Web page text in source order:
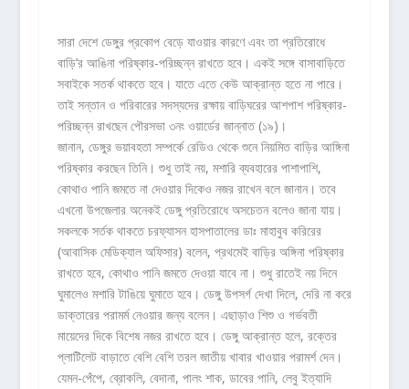
সারা দেশে ডেঙ্গুর প্রকোপ বেড়ে যাওয়ার কারণে এবং তা প্রতিরোধে
বাড়ি’র আঙিনা পরিষ্কার-পরিচ্ছন্ন রাখতে হবে। একই সঙ্গে বাসাবাড়িতে
সবাইকে সতর্ক থাকতে হবে। যাতে এতে কেউ আক্রান্ত হতে না পারে।
তাই সন্তান ও পরিবারের সদস্যদের রক্ষায় বাড়িঘরের আশপাশ পরিষ্কার-
পরিচ্ছন্ন রাখছেন পৌরসভা ৩নং ওয়ার্ডের জান্নাত (১৯)।
জানান, ডেঙ্গুর ভয়াবহতা সম্পর্কে রেডিও থেকে শুনে নিয়মিত বাড়ির আঙ্গিনা
পরিষ্কার করছেন তিনি। শুধু তাই নয়, মশারি ব্যবহারের পাশাপাশি,
কোথাও পানি জমতে না দেওয়ার দিকেও নজর রাখেন বলে জানান। তবে
এখনো উপজেলার অনেকই ডেঙ্গু প্রতিরোধে অসচেতন বলেও জানা যায়।
সকলকে সর্তক থাকতে চরফ্যাসন হাসপাতালের ডাঃ মাহাবুব করিরের
(আবাসিক মেডিক্যাল অফিসার) বলেন, প্রথমেই বাড়ির অঙ্গিনা পরিষ্কার
রাখতে হবে, কোথাও পানি জমতে দেওয়া যাবে না। শুধু রাতেই নয় দিনে
ঘুমালেও মশারি টাঙিয়ে ঘুমাতে হবে। ডেঙ্গু উপসর্গ দেখা দিলে, দেরি না করে
ডাক্তারের পরামর্ম নেওয়ার জন্য বলেন। এছাড়াও শিশু ও গর্ভবতী
মায়েদের দিকে বিশেষ নজর রাখতে হবে। ডেঙ্গু আক্রান্ত হলে, রক্তের
প্লাটিলেট বাড়াতে বেশি বেশি তরল জাতীয় খাবার খাওয়ার পরামর্শ দেন।
যেমন-পেঁপে, ব্রোকলি, বেদানা, পালং শাক, ডাবের পানি, লেবু ইত্যাদি